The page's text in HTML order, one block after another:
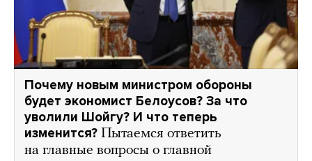
Почему новым министром обороны
будет экономист Белоусов? За что
уволили Шойгу? И что теперь
изменится? Пытаемся ответить
на главные вопросы о главной